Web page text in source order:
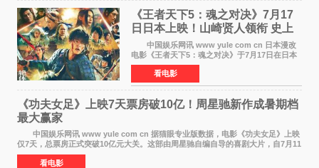
《王者天下5：魂之对决》7月17
日日本上映！山崎贤人领衔 史上
最大“函谷关防卫战”
中国娱乐网讯 www yule com cn 日本漫改
电影《王者天下5：魂之对决》于7月17日在日本
全国上映。这部由佐藤信介执导、山崎贤人主演
的历史动作片，改编自原泰久同名人气漫画，继
续讲述信和漂
看电影
《功夫女足》上映7天票房破10亿！周星驰新作成暑期档
最大赢家
中国娱乐网讯 www yule com cn 据猫眼专业版数据，电影《功夫女足》上映
仅7天，总票房正式突破10亿元大关。这部由周星驰自编自导的喜剧大片，自7月11
日公映以来便展现出惊人的市场统治力。
看电影